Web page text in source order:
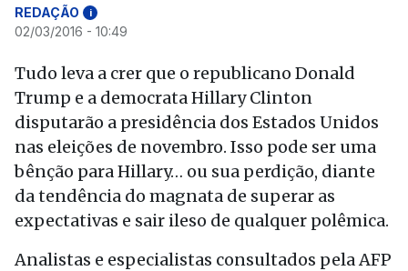
REDAÇÃO i
02/03/2016 - 10:49
Tudo leva a crer que o republicano Donald
Trump e a democrata Hillary Clinton
disputarão a presidência dos Estados Unidos
nas eleições de novembro. Isso pode ser uma
bênção para Hillary… ou sua perdição, diante
da tendência do magnata de superar as
expectativas e sair ileso de qualquer polêmica.
Analistas e especialistas consultados pela AFP